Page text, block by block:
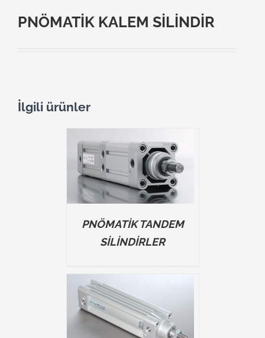
PNÖMATİK KALEM SİLİNDİR
İlgili ürünler
PNÖMATİK TANDEM
SİLİNDİRLER